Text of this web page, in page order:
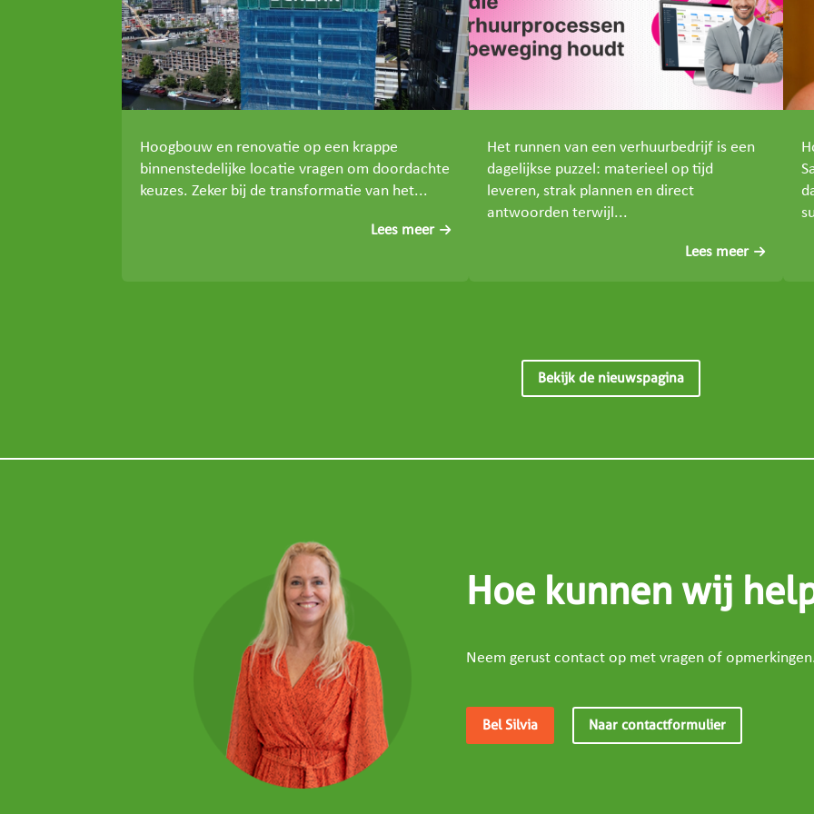
Hoogbouw en renovatie op een krappe
binnenstedelijke locatie vragen om doordachte
keuzes. Zeker bij de transformatie van het...
Lees meer
Het runnen van een verhuurbedrijf is een
dagelijkse puzzel: materieel op tijd
leveren, strak plannen en direct
antwoorden terwijl...
Lees meer
Bekijk de nieuwspagina
Hoe kunnen wij
Neem gerust contact op met vragen of
Bel Silvia Naar contactformulier